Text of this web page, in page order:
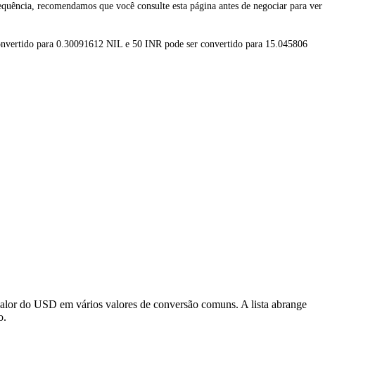
recomendamos que você consulte esta página antes de negociar para ver
para 0.30091612 NIL e 50 INR pode ser convertido para 15.045806
do USD em vários valores de conversão comuns. A lista abrange